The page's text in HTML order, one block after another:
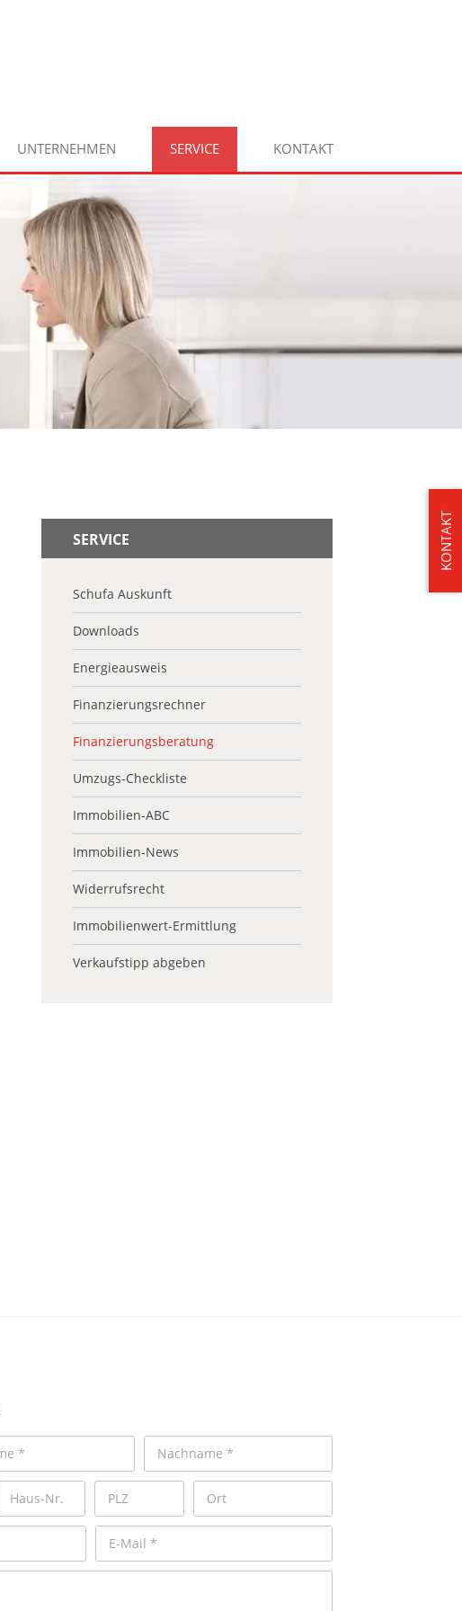
KONTAKT
UNTERNEHMEN SERVICE KONTAKT
SERVICE
Schufa Auskunft
Downloads
Energieausweis
Finanzierungsrechner
Finanzierungsberatung
Umzugs-Checkliste
Immobilien-ABC
Immobilien-News
Widerrufsrecht
Immobilienwert-Ermittlung
Verkaufstipp abgeben